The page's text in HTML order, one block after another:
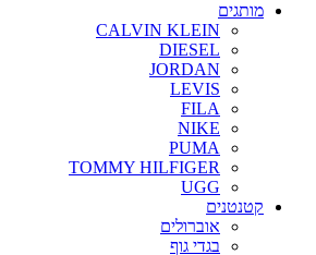
מותגים
CALVIN KLEIN
DIESEL
JORDAN
LEVIS
FILA
NIKE
PUMA
TOMMY HILFIGER
UGG
קטנטנים
אוברולים
בגדי גוף